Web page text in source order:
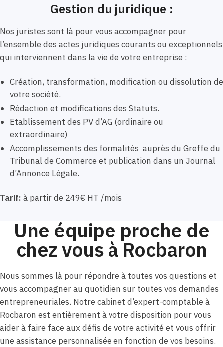
Gestion du juridique :
Nos juristes sont là pour vous accompagner pour
l’ensemble des actes juridiques courants ou exceptionnels
qui interviennent dans la vie de votre entreprise :
Création, transformation, modification ou dissolution de
votre société.
Rédaction et modifications des Statuts.
Etablissement des PV d’AG (ordinaire ou
extraordinaire)
Accomplissements des formalités auprès du Greffe du
Tribunal de Commerce et publication dans un Journal
d’Annonce Légale.
Tarif: à partir de 249€ HT /mois
Une équipe proche de
chez vous à Rocbaron
Nous sommes là pour répondre à toutes vos questions et
vous accompagner au quotidien sur toutes vos demandes
entrepreneuriales. Notre cabinet d’expert-comptable à
Rocbaron est entièrement à votre disposition pour vous
aider à faire face aux défis de votre activité et vous offrir
une assistance personnalisée en fonction de vos besoins.